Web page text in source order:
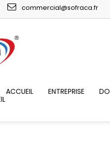
commercial@sofraca.fr
ACCUEIL ENTREPRISE